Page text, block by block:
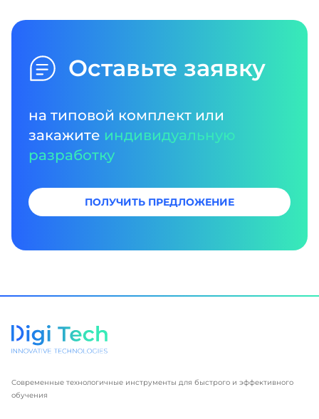
Оставьте заявку
на типовой комплект или
закажите индивидуальную
разработку
ПОЛУЧИТЬ ПРЕДЛОЖЕНИЕ
Современные технологичные инструменты для быстрого и эффективного
обучения